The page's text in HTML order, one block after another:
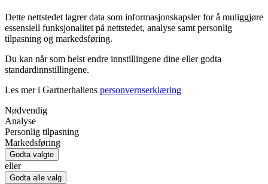
Dette nettstedet lagrer data som informasjonskapsler for å muliggjøre
essensiell funksjonalitet på nettstedet, analyse samt personlig
tilpasning og markedsføring.
Du kan når som helst endre innstillingene dine eller godta
standardinnstillingene.
Les mer i Gartnerhallens personvernserklæring
Nødvendig
Analyse
Personlig tilpasning
Markedsføring
Godta valgte
eller
Godta alle valg